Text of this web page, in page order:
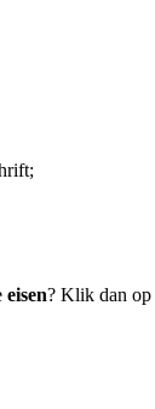
eisen? Klik dan op